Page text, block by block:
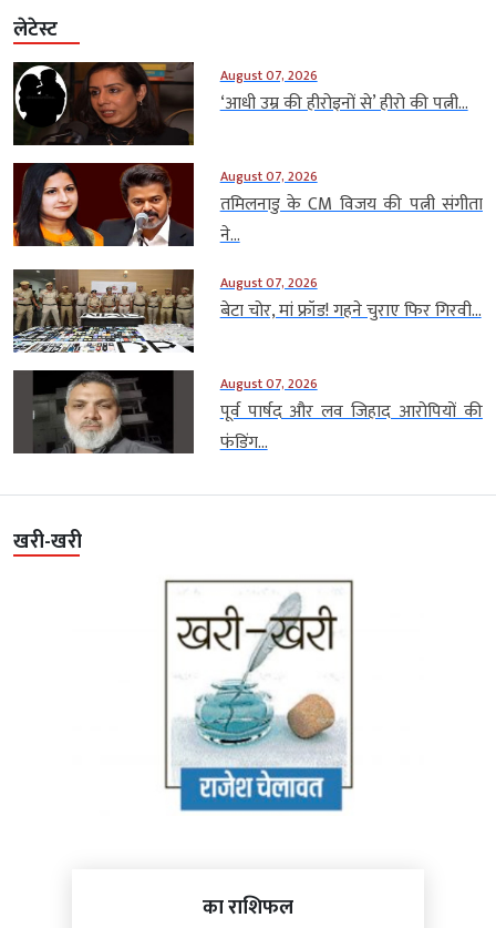
लेटेस्ट
August 07, 2026
‘आधी उम्र की हीरोइनों से’ हीरो की पत्नी...
August 07, 2026
तमिलनाडु के CM विजय की पत्नी संगीता
ने...
August 07, 2026
बेटा चोर, मां फ्रॉड! गहने चुराए फिर गिरवी...
August 07, 2026
पूर्व पार्षद और लव जिहाद आरोपियों की
फंडिंग...
खरी-खरी
का राशिफल